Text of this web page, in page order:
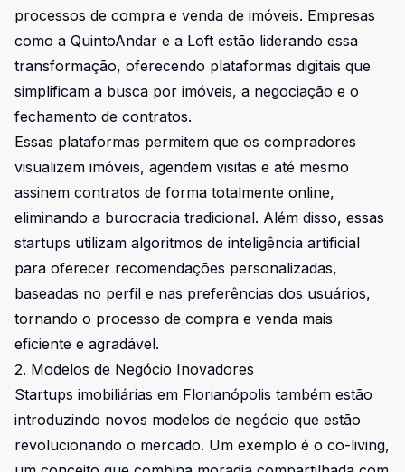
processos de compra e venda de imóveis. Empresas
como a QuintoAndar e a Loft estão liderando essa
transformação, oferecendo plataformas digitais que
simplificam a busca por imóveis, a negociação e o
fechamento de contratos.
Essas plataformas permitem que os compradores
visualizem imóveis, agendem visitas e até mesmo
assinem contratos de forma totalmente online,
eliminando a burocracia tradicional. Além disso, essas
startups utilizam algoritmos de inteligência artificial
para oferecer recomendações personalizadas,
baseadas no perfil e nas preferências dos usuários,
tornando o processo de compra e venda mais
eficiente e agradável.
2. Modelos de Negócio Inovadores
Startups imobiliárias em Florianópolis também estão
introduzindo novos modelos de negócio que estão
revolucionando o mercado. Um exemplo é o co-living,